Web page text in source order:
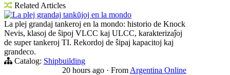
Related Articles
La plej grandaj tankŭjoj en la mondo
La plej grandaj tankeroj en la mondo: historio de Knock
Nevis, klasoj de ŝipoj VLCC kaj ULCC, karakterizaĵoj
de super tankeroj TI. Rekordoj de ŝipaj kapacitoj kaj
grandeco.
Catalog: Shipbuilding
20 hours ago · From Argentina Online